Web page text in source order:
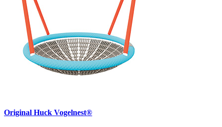
Original Huck Vogelnest®